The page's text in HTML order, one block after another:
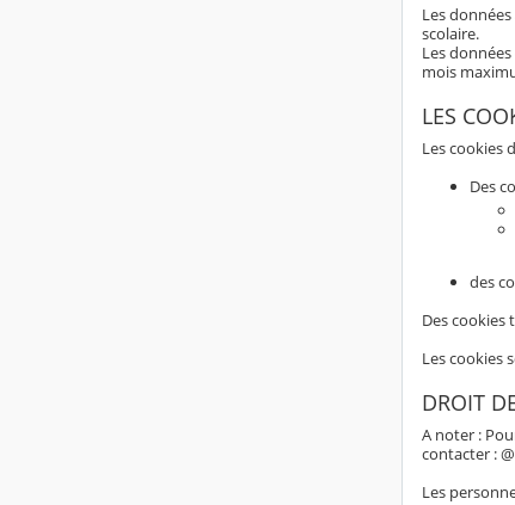
Les
scolaire.
Les
mois
LES
Les cookies
Des
des
Des cookies
Les cookies
DROIT
A noter :
contacter :
Les